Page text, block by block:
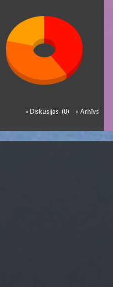
» Arhīvs
» Diskusijas (0)